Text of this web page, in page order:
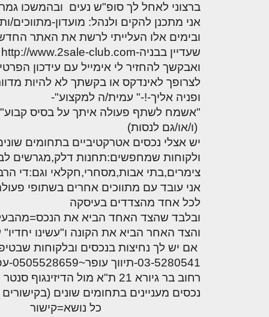
אדריכלים -
מקצועות
מהנדסים |
מפקחי בניה
חברות בניה |
חומרי בניה וגמר
ריהוט | מטבחים
מוצרי חשמל
שירותים לענף
אבזור ומוצרים
לימודי עיצוב,
אדריכלות: פרוגרמות,
מחקר ועיון
בנייה
בניית בית: המדריך המלא
גמר: עיצוב פנים, אבזור,
ריהוט פיתוח וגינון
חומרי בנייה
חוקי תכנון ובניה, תקנות,
תקנים
ליקויי בניה ובדק בית
נדל"ן:
ועסקאות
עיצוב
עקרונות
צילום
שיווק נדלן
שיטות
והמלצות
תוכן
ובניה
יעוץ מקצועי לבונים, למשפצים
את ביתם ולמתכננים בנושאי
אדריכלות, תכנון הבית, היתרי
בניה, חוקי תכנון ובניה, חישובי
עלויות ותהליך הבניה. היעוץ
בפורום ניתן ע"י ארז מירב,
מתכנן ויועץ לנושאי תכנון ובניה
רוצים להתייעץ? ראשית, לחצו
בחלק הכי העליון של האתר על
"התחברות" (אם כבר נרשמתם
בעבר) או "הרשמה". לאחר מכן,
חזרו לכאן והלחצן "צור נושא
חדש" יופיע מעל הנושא הראשון
בפורום. היעוץ בפורום ניתן
בחינם כיעוץ ראשוני בלבד,
ומטבע הדברים לא יכול להיות
חף מטעויות. היעוץ אינו מהווה
תחליף ליעוץ משפטי או אדריכלי
צמוד.
לפורום
ברצוני לאחל לך סופ"ש נעים ובהמשכו
אני מתכנן להקים ולנהל: מועדון-מתווכים/ות
ובימים אלו העלייתי לרשת את האתר
שעדיין בבניה-http://www.2sale-club.com אם הנושא מעניין אותך-!-ההצטרפות "חינם".
ואבקשך להחזיר לי אימייל עם עידכון
לצרופך לאינדקס או בקשתך לא להיות
ופניה אליך-!-" עמית/ה למקצוע"-
"אשמח לשתף פעולה איתך על בסיס קבוע"
(ו/או/גם לנסות)
יש אצלי נכסים אטרקטיביים בתחומים
ולקוחות שמחפשים:תחנות דלק,מגרשים
צימרים,בתי אבות,מסחרי,חקלאי וגם:די
אני עובד עם מתווכים אחרים בשתופי פעולה
לכל אחד מהצדדים בעיסקה
ובלבד שהצד האחד הביא את
והצד האחר הביא את הקונה ו"עשינו
אם יש לך נחיצות בנכסים
03-5280541-תיווך עופר~0505528659-עפר מרגולין
רחוב בר גיורא 21 ת"א מול הדיזינגוף סנטר 25 שנה אימייל ofer@ofermargolin.co.il תיווך עופר
נכסים מעניינים בתחומים שונים
כל נושא=קישור